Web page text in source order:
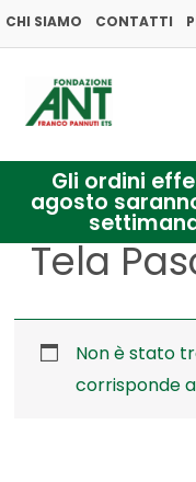
Vai
al
contenuto
CHI SIAMO CONTATTI
Gli ordini
agosto
Tela
Non è stato
corrisponde